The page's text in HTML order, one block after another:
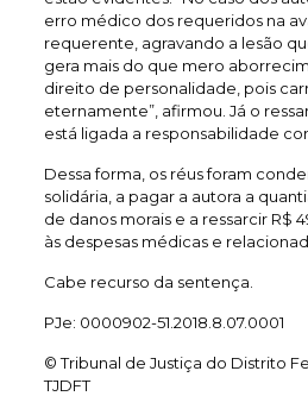
erro médico dos requeridos na
requerente, agravando a lesão
gera mais do que mero
direito de personalidade, pois
eternamente”, afirmou. Já o
está ligada a responsabilidade
Dessa forma, os réus foram
solidária, a pagar a autora a
de danos morais e a ressarcir R$
às despesas médicas e
Cabe recurso da sentença.
PJe: 0000902-51.2018.8.07.0001
© Tribunal de Justiça do Distrito
TJDFT